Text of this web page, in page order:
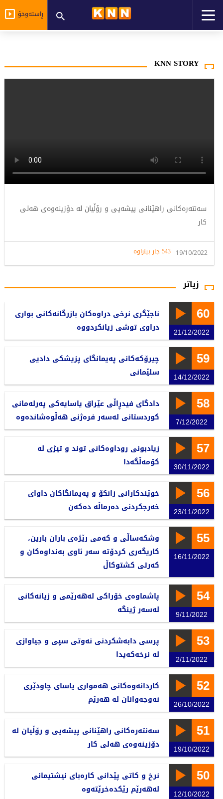
ڕاستەوخۆ
KNN STORY
سەنتەرەکانی راهێنانی پیشەیی و رۆڵیان لە دۆزینەوەی هەلی
کار
19/10/2022 543 جار بینراوە
زیاتر
60
21/12/2022
ناجێگری نرخی دراوەکان بازرگانەکانی بواری
دراوی توشی زیانکردووە
59
14/12/2022
چیرۆکەکانی پەیمانگای پزیشکی دادیی
سلێمانی
58
7/12/2022
دادگای فیدڕاڵی عێراق یاسایەکی پەرلەمانی
کوردستانی لەسەر فرەژنی هەڵوەشاندەوە
57
30/11/2022
زیادبونی روداوەکانی توند و تیژی لە
کۆمەڵگەدا
56
23/11/2022
خوێندکارانی زانکۆ و پەیمانگاکان داوای
خەرجکردنی دەرماڵە دەکەن
55
16/11/2022
وشکەساڵی و کەمی رێژەی باران بارین،
کاریگەری کردۆتە سەر ئاوی بەنداوەکان و
کەرتی کشتوکاڵ
54
9/11/2022
پاشماوەی خۆراکی لەهەرێمی و زیانەکانی
لەسەر ژینگە
53
2/11/2022
پرسی دابەشکردنی نەوتی سپی و جیاوازی
لە نرخەکەیدا
52
26/10/2022
کاردانەوەکانی هەمواری یاسای چاودێری
نەوجەوانان لە هەرێم
51
19/10/2022
سەنتەرەکانی راهێنانی پیشەیی و رۆڵیان لە
دۆزینەوەی هەلی کار
50
12/10/2022
نرخ و کاتی پێدانی کارەبای نیشتیمانی
لەهەرێم رێکدەخرێتەوە